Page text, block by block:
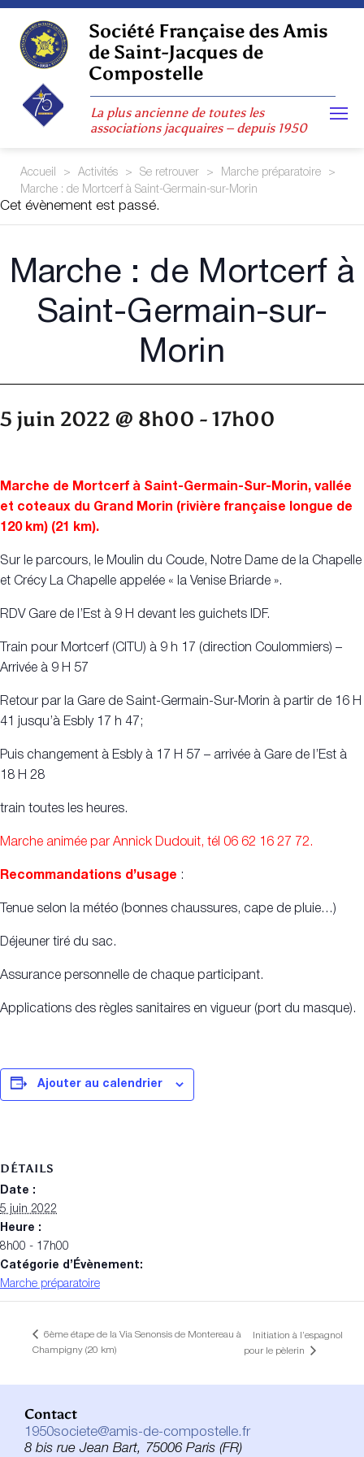
Skip
content
Société Française des Amis
de Saint-Jacques de
Compostelle
La plus ancienne de toutes les
associations jacquaires – depuis 1950
Accueil > Activités > Se retrouver > Marche préparatoire
>
Marche : de Mortcerf à Saint-Germain-sur-Morin
Cet évènement est passé.
Marche : de Mortcerf à
Saint-Germain-sur-
Morin
5 juin 2022 @ 8h00 -17h00
Marche de Mortcerf à Saint-Germain-Sur-Morin, vallée
et coteaux du Grand Morin (rivière française longue de
120 km) (21 km).
Sur le parcours, le Moulin du Coude, Notre Dame de la Chapelle
et Crécy La Chapelle appelée « la Venise Briarde ».
RDV Gare de l’Est à 9 H devant les guichets IDF.
Train pour Mortcerf (CITU) à 9 h 17 (direction Coulommiers) –
Arrivée à 9 H 57
Retour par la Gare de Saint-Germain-Sur-Morin à partir de 16 H
41 jusqu’à Esbly 17 h 47;
Puis changement à Esbly à 17 H 57 – arrivée à Gare de l’Est à
18 H 28
train toutes les heures.
Marche animée par Annick Dudouit, tél 06 62 16 27 72.
Recommandations d’usage :
Tenue selon la météo (bonnes chaussures, cape de pluie…)
Déjeuner tiré du sac.
Assurance personnelle de chaque participant.
Applications des règles sanitaires en vigueur (port du masque).
Ajouter au calendrier
DÉTAILS
Date :
5 juin 2022
Heure :
8h00 - 17h00
Catégorie d’Évènement:
Marche préparatoire
6ème étape de la Via Senonsis de Montereau à
Champigny (20 km)
Initiation à l’espagnol
pour le pèlerin
Contact
1950societe@amis-de-compostelle.fr
8 bis rue Jean Bart, 75006 Paris (FR)